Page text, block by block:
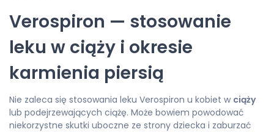
Verospiron — stosowanie
leku w ciąży i okresie
karmienia piersią
Nie zaleca się stosowania leku Verospiron u kobiet w ciąży
lub podejrzewających ciążę. Może bowiem powodować
niekorzystne skutki uboczne ze strony dziecka i zaburzać